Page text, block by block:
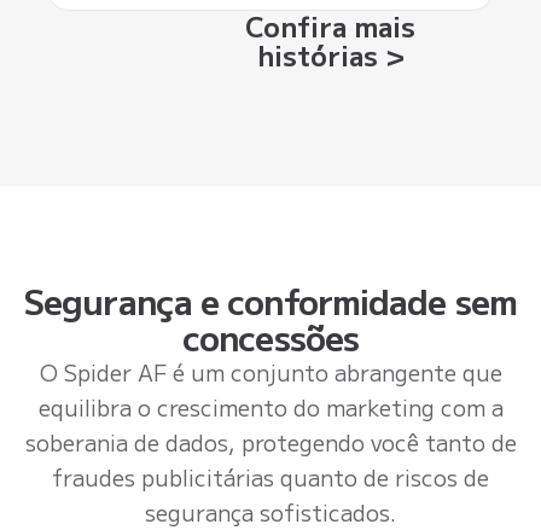
Confira mais
histórias >
Segurança e conformidade sem
concessões
O Spider AF é um conjunto abrangente que
equilibra o crescimento do marketing com a
soberania de dados, protegendo você tanto de
fraudes publicitárias quanto de riscos de
segurança sofisticados.